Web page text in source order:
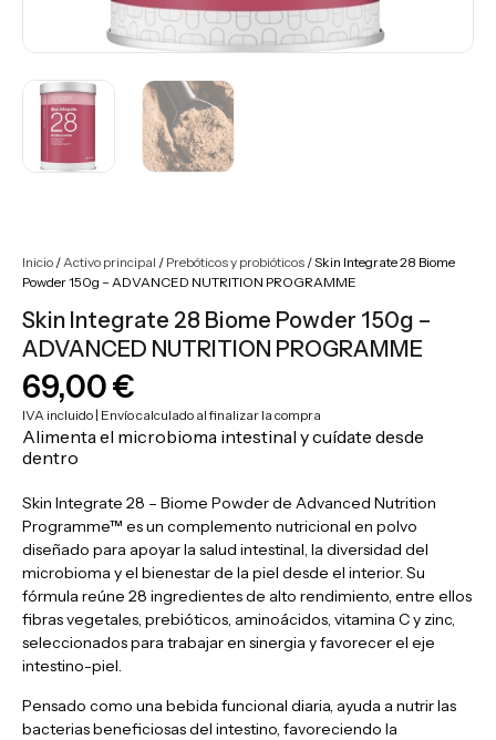
Inicio /Activo principal / Prebóticos y probióticos / Skin Integrate 28 Biome
Powder 150g – ADVANCED NUTRITION PROGRAMME
Skin Integrate 28 Biome Powder 150g –
ADVANCED NUTRITION PROGRAMME
69,00€
IVA incluido | Envío calculado al finalizar la compra
Alimenta el microbioma intestinal y cuídate desde
dentro
Skin Integrate 28 – Biome Powder de Advanced Nutrition
Programme™ es un complemento nutricional en polvo
diseñado para apoyar la salud intestinal, la diversidad del
microbioma y el bienestar de la piel desde el interior. Su
fórmula reúne 28 ingredientes de alto rendimiento, entre ellos
fibras vegetales, prebióticos, aminoácidos, vitamina C y zinc,
seleccionados para trabajar en sinergia y favorecer el eje
intestino-piel.
Pensado como una bebida funcional diaria, ayuda a nutrir las
bacterias beneficiosas del intestino, favoreciendo la